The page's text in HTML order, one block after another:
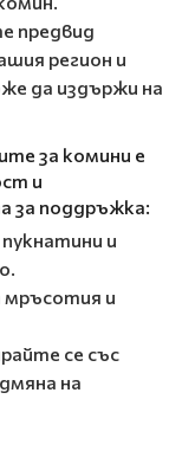
предвид
регион и
да издържи на
за комини е
и
за поддръжка:
и
и
се със
на